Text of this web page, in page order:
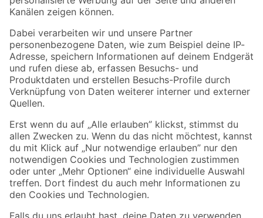
Folge uns
Zahlungsarten Versandarten
Sicher einkaufen
Jetzt die toom-App herunterladen